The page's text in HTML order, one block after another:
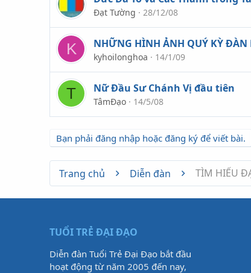
Đạt Tường 28/12/08
K NHỮNG HÌNH ẢNH QUÝ KỲ ĐÀN
kyhoilonghoa 14/1/09
T Nữ Đầu Sư Chánh Vị đầu tiên
TâmĐạo 14/5/08
Bạn phải đăng nhập hoặc đăng ký để viết bài.
Trang chủ Diễn đàn TÌM HIỂU
TUỔI TRẺ ĐẠI ĐẠO
Diễn đàn Tuổi Trẻ Đại Đạo bắt đầu
hoạt động từ năm 2005 đến nay,